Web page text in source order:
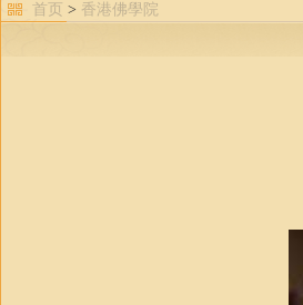
首页 > 香港佛學院